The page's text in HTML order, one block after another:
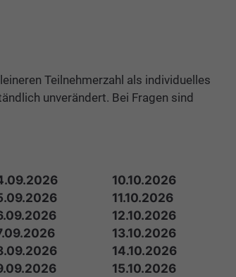
Teilnehmerzahl als individuelles
unverändert. Bei Fragen sind
10.10.2026
11.10.2026
12.10.2026
13.10.2026
14.10.2026
15.10.2026